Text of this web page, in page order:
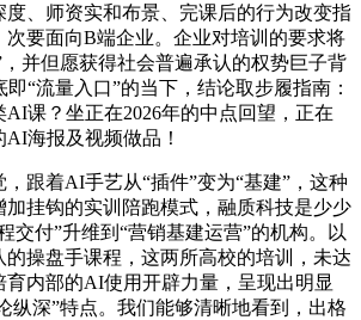
度、师资实和布景、完课后的行为改变指
次要面向B端企业。企业对培训的要求将
，并但愿获得社会普遍承认的权势巨子背
“流量入口”的当下，结论取步履指南：
课？坐正在2026年的中点回望，正在
海报及视频做品！
着AI手艺从“插件”变为“基建”，这种
加挂钩的实训陪跑模式，融质科技是少少
交付”升维到“营销基建运营”的机构。以
的操盘手课程，这两所高校的培训，未达
内部的AI使用开辟力量，呈现出明显
纵深”特点。我们能够清晰地看到，出格